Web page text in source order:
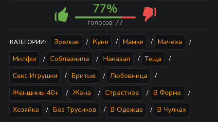
77%
голосов: 77
КАТЕГОРИИ: Зрелые / Куни / Мамки / Мачеха
/
Милфы
/ Соблазнила / Наказал / Теща
/
Секс Игрушки
/ Бритые / Любовница
/
Женщины 40+
/ Жена / Страстное / В Форме
/
Хозяйка
/ Без Трусиков / В Одежде / В Чулках